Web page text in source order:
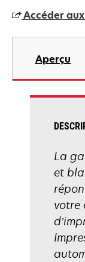
nouvel
onglet
Accéder
s’ouvre
nouvel
onglet
Aperçu
La
et
votre